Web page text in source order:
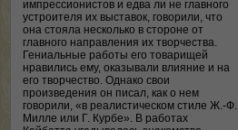
импрессионистов и едва ли не главного
устроителя их выставок, говорили, что
она стояла несколько в стороне от
главного направления их творчества.
Гениальные работы его товарищей
нравились ему, оказывали влияние и на
его творчество. Однако свои
произведения он писал, как о нем
говорили, «в реалистическом стиле Ж.-Ф.
Милле или Г. Курбе». В работах